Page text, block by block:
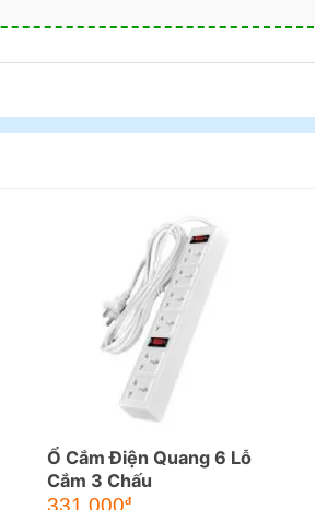
Ổ Cắm Điện Quang 6 Lỗ
Cắm 3 Chấu
331.000đ